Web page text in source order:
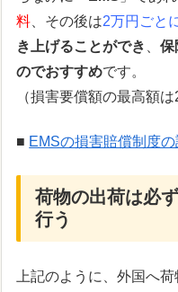
料 、その後は2万円ごと
き上げることができ
、保
のでおすすめです。
（損害要償額の最高額は
■ EMSの損害賠償制度
荷物の出荷は必
行う
上記のように、外国へ